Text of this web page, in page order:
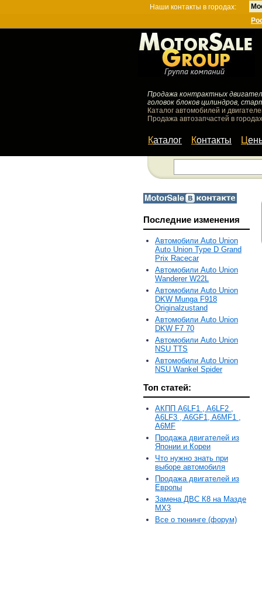
Наши контакты в городах:
Продажа контрактных
головок блоков цилиндров,
Каталог автомобилей и
Продажа автозапчастей в
Каталог Контакты
Последние изменения
Автомобили Auto Union
Auto Union Type D Grand
Prix Racecar
Автомобили Auto Union
Wanderer W22L
Автомобили Auto Union
DKW Munga F918
Originalzustand
Автомобили Auto Union
DKW F7 70
Автомобили Auto Union
NSU TTS
Автомобили Auto Union
NSU Wankel Spider
Топ статей:
АКПП A6LF1 , A6LF2 ,
A6LF3 , A6GF1, A6MF1 ,
A6MF
Продажа двигателей из
Японии и Кореи
Что нужно знать при
выборе автомобиля
Продажа двигателей из
Европы
Замена ДВС К8 на Мазде
MX3
Все о тюнинге (форум)